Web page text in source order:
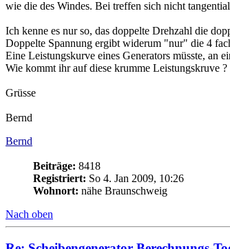
wie die des Windes. Bei treffen sich nicht
Ich kenne es nur so, das doppelte Drehzahl die
Doppelte Spannung ergibt widerum "nur" die 4
Eine Leistungskurve eines Generators müsste, an
Wie kommt ihr auf diese krumme Leistungskruve ?
Grüsse
Bernd
Bernd
Beiträge: 8418
Registriert: So 4. Jan 2009, 10:26
Wohnort: nähe Braunschweig
Nach oben